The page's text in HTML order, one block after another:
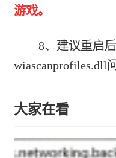
游戏。
8、建议重启
wiascanprofiles.dll
大家在看